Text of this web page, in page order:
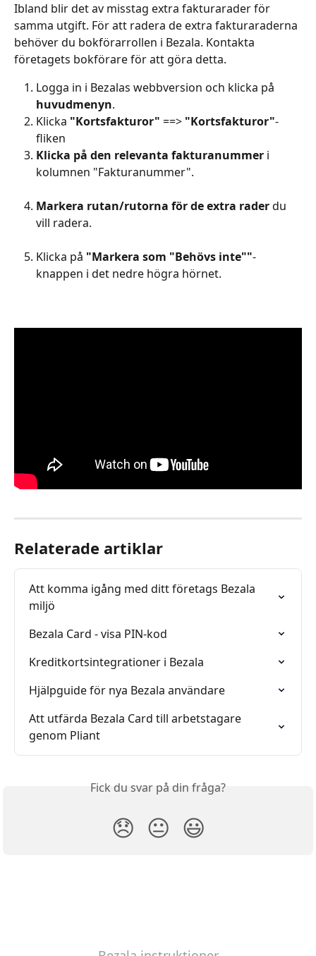
Ibland blir det av misstag extra fakturarader för
samma utgift. För att radera de extra fakturaraderna
behöver du bokförarrollen i Bezala. Kontakta
företagets bokförare för att göra detta.
Logga in i Bezalas webbversion och klicka på
huvudmenyn.
Klicka "Kortsfakturor" ==> "Kortsfakturor"-
fliken
Klicka på den relevanta fakturanummer i
kolumnen "Fakturanummer".
Markera rutan/rutorna för de extra rader du
vill radera.
Klicka på "Markera som "Behövs inte""-
knappen i det nedre högra hörnet.
Relaterade artiklar
Att komma igång med ditt företags Bezala
miljö
Bezala Card - visa PIN-kod
Kreditkortsintegrationer i Bezala
Hjälpguide för nya Bezala användare
Att utfärda Bezala Card till arbetstagare
genom Pliant
Fick du svar på din fråga?
😞 😐 😃